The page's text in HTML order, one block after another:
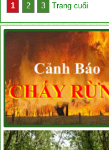
1 2 3 Trang cuối